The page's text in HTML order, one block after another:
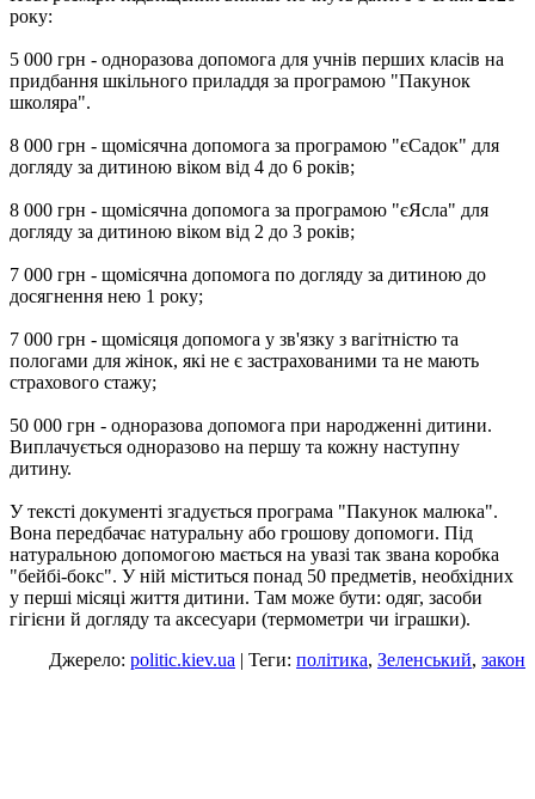
року:
5 000 грн - одноразова допомога для учнів перших класів на
придбання шкільного приладдя за програмою "Пакунок
школяра".
8 000 грн - щомісячна допомога за програмою "єСадок" для
догляду за дитиною віком від 4 до 6 років;
8 000 грн - щомісячна допомога за програмою "єЯсла" для
догляду за дитиною віком від 2 до 3 років;
7 000 грн - щомісячна допомога по догляду за дитиною до
досягнення нею 1 року;
7 000 грн - щомісяця допомога у зв'язку з вагітністю та
пологами для жінок, які не є застрахованими та не мають
страхового стажу;
50 000 грн - одноразова допомога при народженні дитини.
Виплачується одноразово на першу та кожну наступну
дитину.
У тексті документі згадується програма "Пакунок малюка".
Вона передбачає натуральну або грошову допомоги. Під
натуральною допомогою мається на увазі так звана коробка
"бейбі-бокс". У ній міститься понад 50 предметів, необхідних
у перші місяці життя дитини. Там може бути: одяг, засоби
гігієни й догляду та аксесуари (термометри чи іграшки).
Джерело: politic.kiev.ua | Теги: політика, Зеленський, закон